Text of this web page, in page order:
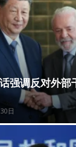
强调反对外部
日